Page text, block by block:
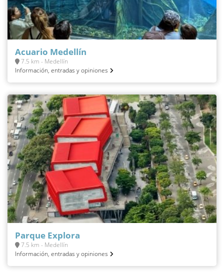
Acuario Medellín
7.5 km - Medellín
Información, entradas y opiniones
Parque Explora
7.5 km - Medellín
Información, entradas y opiniones